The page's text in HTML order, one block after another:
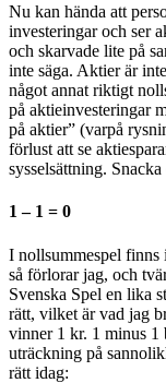
Nu kan hända att
investeringar och ser
och skarvade lite på
inte säga. Aktier är
något annat riktigt
på aktieinvesteringar
på aktier” (varpå
förlust att se
sysselsättning.
1 – 1 = 0
I nollsummespel
så förlorar jag, och
Svenska Spel en lika
rätt, vilket är vad jag
vinner 1 kr. 1 minus 1
uträckning på
rätt idag: